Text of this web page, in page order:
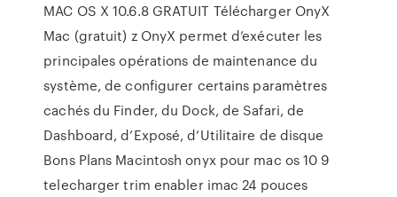
MAC OS X 10.6.8 GRATUIT Télécharger OnyX
Mac (gratuit) z OnyX permet d’exécuter les
principales opérations de maintenance du
système, de configurer certains paramètres
cachés du Finder, du Dock, de Safari, de
Dashboard, d’Exposé, d’Utilitaire de disque
Bons Plans Macintosh onyx pour mac os 10 9
telecharger trim enabler imac 24 pouces